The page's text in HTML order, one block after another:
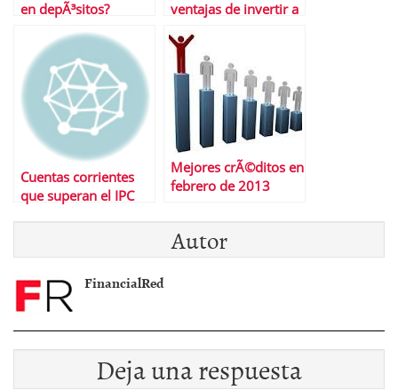
en depÃ³sitos?
ventajas de invertir a
Cuentas corrientes
que superan el IPC
Mejores crÃ©ditos en
febrero de 2013
Autor
FinancialRed
Deja una respuesta